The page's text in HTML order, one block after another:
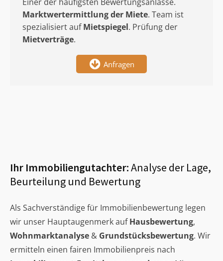
Marktwertermittlungder Miete. Team ist
spezialisiert aufMietspiegel. Prüfung der
Mietverträge.
Anfragen
Ihr Immobiliengutachter:Analyse der Lage,
Beurteilung und Bewertung
Als Sachverständige für Immobilienbewertung legen
wir unser Hauptaugenmerk aufHausbewertung,
Wohnmarktanalyse & Grundstücksbewertung. Wir
ermitteln einen fairen Immobilienpreis nach